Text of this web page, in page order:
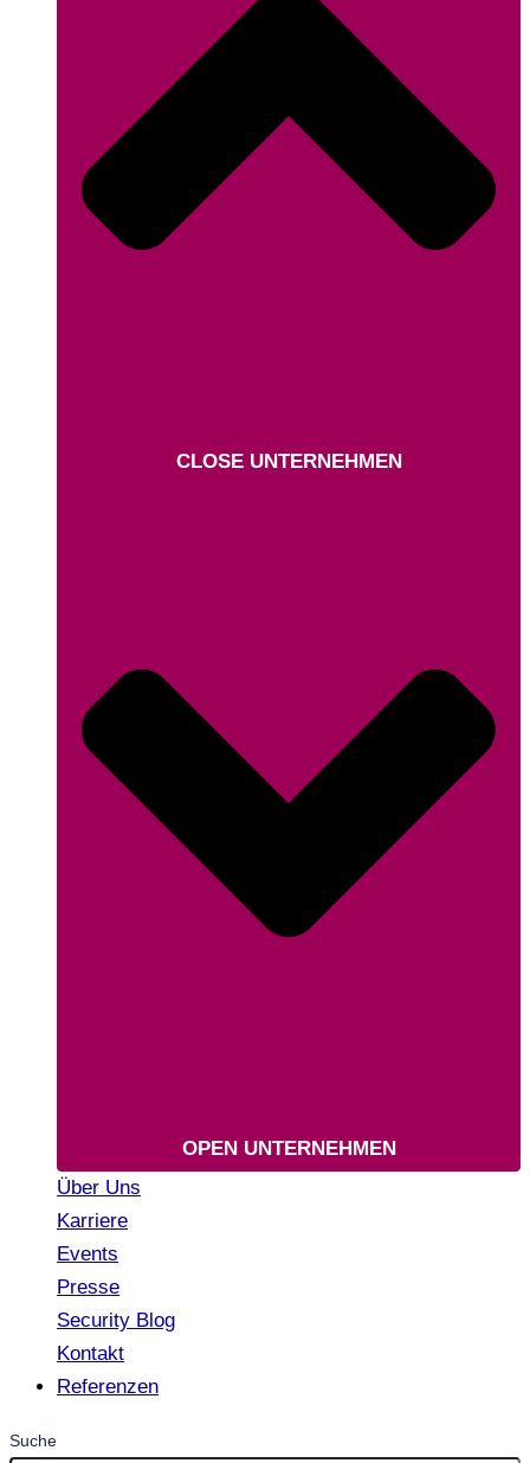
CLOSE UNTERNEHMEN
OPEN UNTERNEHMEN
Über Uns
Karriere
Events
Presse
Security Blog
Kontakt
Referenzen
Suche